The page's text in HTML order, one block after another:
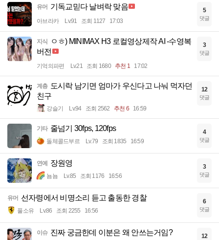
유머 기독교믿다 날벼락 맞음
아브라카 Lv.91 조회 1127 17:03
5
댓글
지식
ㅇㅎ) MINIMAX H3 로컬영상제작 AI -수영복
버전
기억의파편 Lv.21 조회 1680 추천 1 17:02
3
댓글
계층 도시락 남기면 엄마가 우신다고 나눠 먹자던
친구
강슬기 Lv.94 조회 2562 추천 6 16:59
12
댓글
기타 줄넘기 30fps, 120fps
돌체콜드부르 Lv.79 조회 1835 16:59
4
댓글
연예 장원영
뇸뇸 Lv.85 조회 1176 16:56
3
댓글
유머 선자령에서 비명소리 듣고 출동한 경찰
풀소유 Lv.86 조회 2255 16:56
6
댓글
이슈 진짜 궁금한데 이분은 왜 안쓰는거임? 12